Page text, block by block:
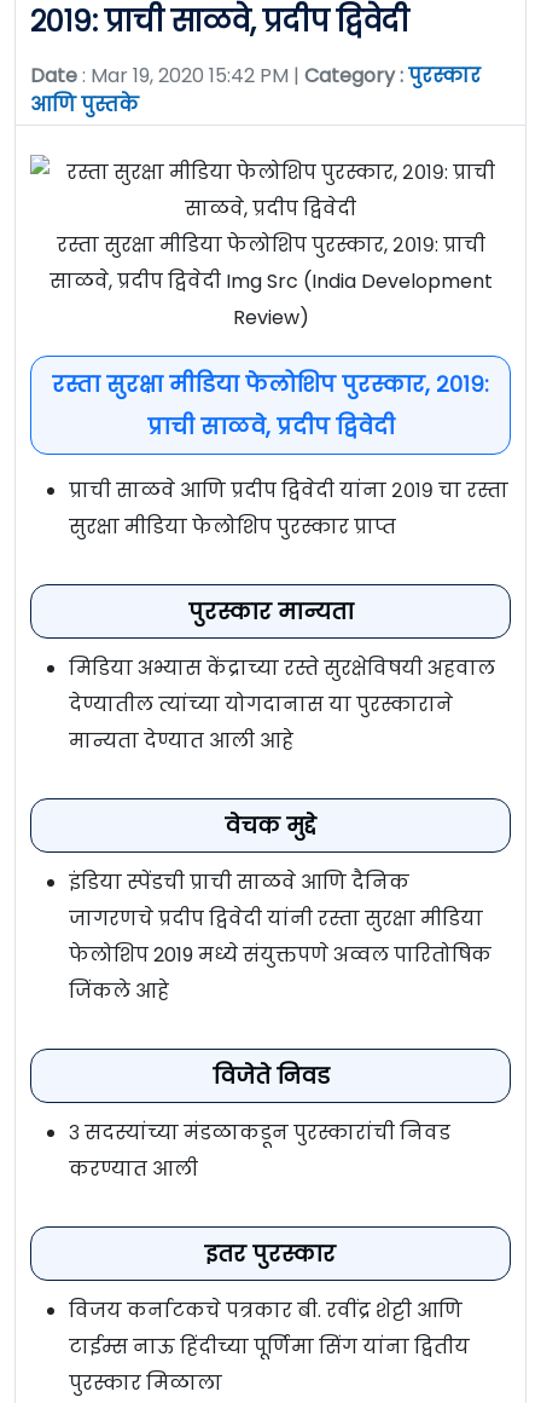
२०१९: प्राची साळवे, प्रदीप द्विवेदी
Date: Mar 19, 2020 15:42 PM | Category :पुरस्कार
आणि पुस्तके
रस्ता सुरक्षा मीडिया फेलोशिप पुरस्कार, २०१९: प्राची
साळवे, प्रदीप द्विवेदी Img Src (India Development
Review)
रस्ता सुरक्षा मीडिया फेलोशिप पुरस्कार, २०१९:
प्राची साळवे, प्रदीप द्विवेदी
प्राची साळवे आणि प्रदीप द्विवेदी यांना २०१९ चा रस्ता
सुरक्षा मीडिया फेलोशिप पुरस्कार प्राप्त
पुरस्कार मान्यता
मिडिया अभ्यास केंद्राच्या रस्ते सुरक्षेविषयी अहवाल
देण्यातील त्यांच्या योगदानास या पुरस्काराने
मान्यता देण्यात आली आहे
वेचक मुद्दे
इंडिया स्पेंडची प्राची साळवे आणि दैनिक
जागरणचे प्रदीप द्विवेदी यांनी रस्ता सुरक्षा मीडिया
फेलोशिप 2019 मध्ये संयुक्तपणे अव्वल पारितोषिक
जिंकले आहे
विजेते निवड
३ सदस्यांच्या मंडळाकडून पुरस्कारांची निवड
करण्यात आली
इतर पुरस्कार
विजय कर्नाटकचे पत्रकार बी. रवींद्र शेट्टी आणि
टाईम्स नाऊ हिंदीच्या पूर्णिमा सिंग यांना द्वितीय
पुरस्कार मिळाला